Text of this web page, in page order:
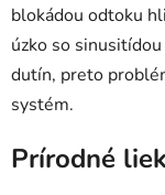
blokádou odtoku
úzko so
dutín, preto
systém.
Prírodné